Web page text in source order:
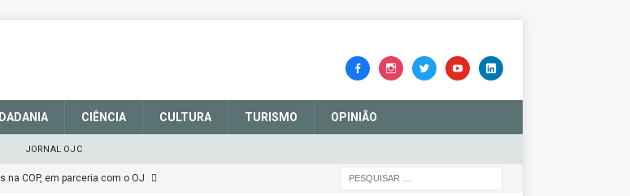
CIÊNCIA CULTURA TURISMO OPINIÃO
JORNAL OJC
na COP, em parceria com o OJ